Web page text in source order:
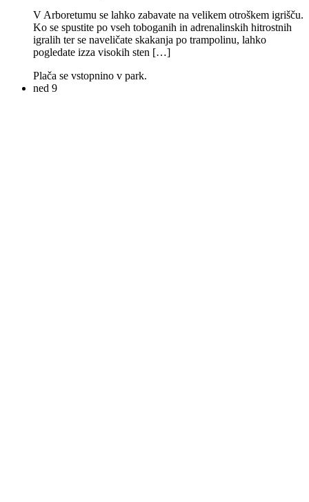
V Arboretumu se lahko zabavate na velikem otroškem igrišču.
Ko se spustite po vseh toboganih in adrenalinskih hitrostnih
igralih ter se naveličate skakanja po trampolinu, lahko
pogledate izza visokih sten […]
Plača se vstopnino v park.
ned 9